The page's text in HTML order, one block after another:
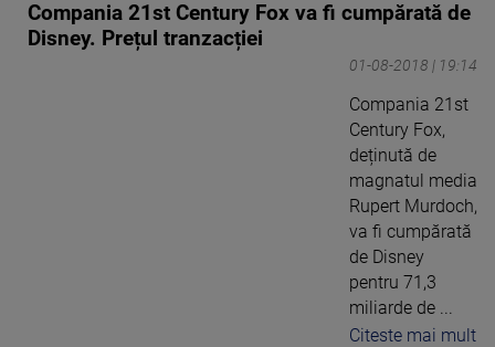
Compania 21st Century Fox va fi cumpărată de
Disney. Prețul tranzacției
01-08-2018 | 19:14
Compania 21st
Century Fox,
deținută de
magnatul media
Rupert Murdoch,
va fi cumpărată
de Disney
pentru 71,3
miliarde de ...
Citeste mai mult